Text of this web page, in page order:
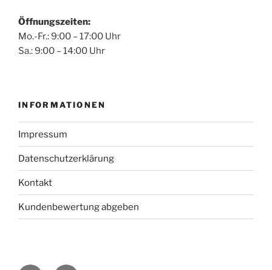
Öffnungszeiten:
Mo.-Fr.: 9:00 – 17:00 Uhr
Sa.: 9:00 – 14:00 Uhr
INFORMATIONEN
Impressum
Datenschutzerklärung
Kontakt
Kundenbewertung abgeben